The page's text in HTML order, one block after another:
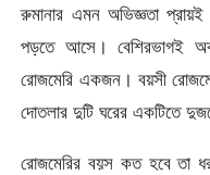
রুমানার এমন অভিজ্ঞতা
পড়তে আসে। বেশিরভাগই
রোজমেরি একজন। বয়সী
দোতলার দুটি ঘরের একটিতে
রোজমেরির বয়স কত হবে তা